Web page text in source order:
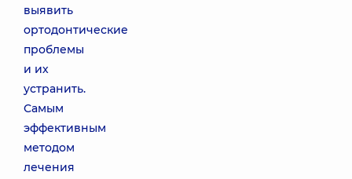
выявить
ортодонтические
проблемы
и их
устранить.
Самым
эффективным
методом
лечения